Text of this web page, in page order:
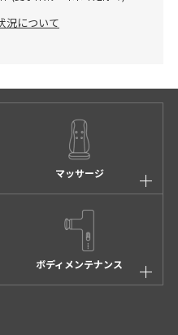
況について
マッサージ
ボディメンテナンス